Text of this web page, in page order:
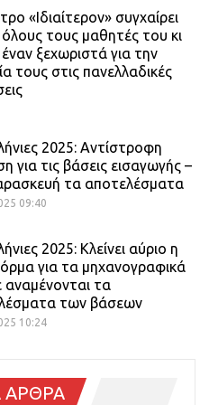
«Ιδιαίτερον» συγχαίρει
τους μαθητές του κι
ξεχωριστά για την
τους στις πανελλαδικές
2025: Αντίστροφη
για τις βάσεις εισαγωγής –
τα αποτελέσματα
09:40
2025: Κλείνει αύριο η
για τα μηχανογραφικά
αναμένονται τα
των βάσεων
10:24
ΑΡΘΡΑ